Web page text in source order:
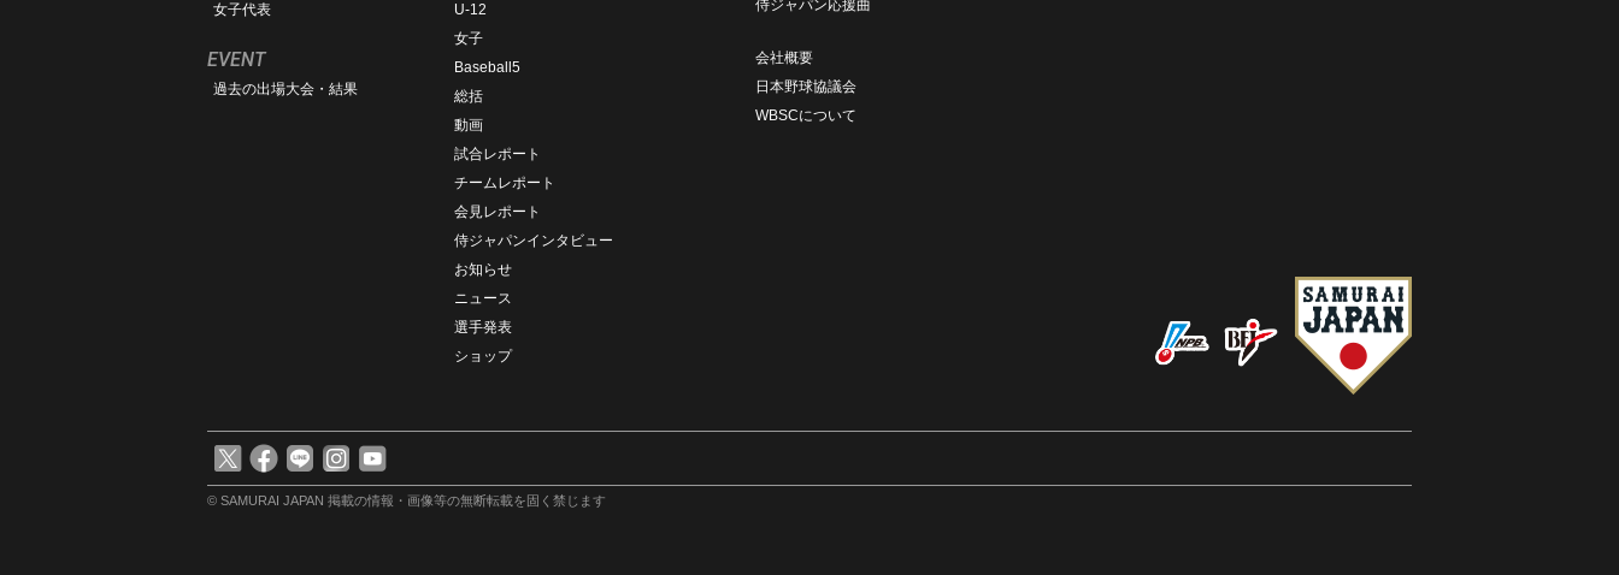
女子代表
EVENT
過去の出場大会・結果
U-12
女子
Baseball5
総括
動画
試合レポート
チームレポート
会見レポート
侍ジャパンインタビュー
お知らせ
ニュース
選手発表
ショップ
侍ジャパン応援曲
会社概要
日本野球協議会
WBSCについて
© SAMURAI JAPAN 掲載の情報・画像等の無断転載を固く禁じます